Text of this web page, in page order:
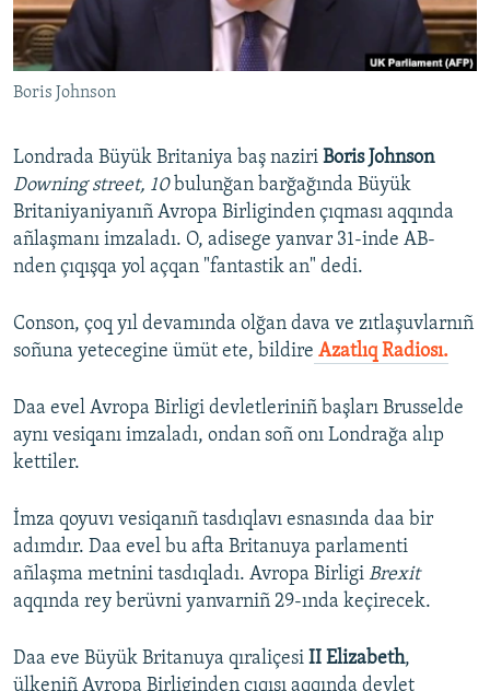
Русский
Українською
RFE/RS bütün saytları
Boris Johnson
Londrada Büyük Britaniya baş naziri Boris Johnson
Downing street, 10 bulunğan barğağında Büyük
Britaniyaniyanıñ Avropa Birliginden çıqması aqqında
añlaşmanı imzaladı. O, adisege yanvar 31-inde AB-
nden çıqışqa yol açqan "fantastik an" dedi.
Conson, çoq yıl devamında olğan dava ve zıtlaşuvlarnıñ
soñuna yetecegine ümüt ete, bildire Azatlıq Radiosı.
Daa evel Avropa Birligi devletleriniñ başları Brusselde
aynı vesiqanı imzaladı, ondan soñ onı Londrağa alıp
kettiler.
İmza qoyuvı vesiqanıñ tasdıqlavı esnasında daa bir
adımdır. Daa evel bu afta Britanuya parlamenti
añlaşma metnini tasdıqladı. Avropa Birligi Brexit
aqqında rey berüvni yanvarniñ 29-ında keçirecek.
Daa eve Büyük Britanuya qıraliçesi II Elizabeth,
ülkeniñ Avropa Birliginden çıqışı aqqında devlet